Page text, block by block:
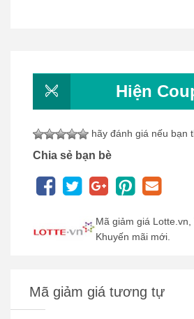
Hiện
hãy đánh giá nếu bạn
Chia sẻ bạn bè
Mã giảm giá Lotte.vn,
Khuyến mãi mới.
Mã giảm giá tương tự